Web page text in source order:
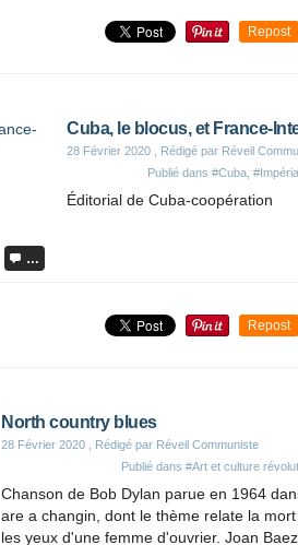
Repost
…
Cuba, le blocus, et France-
28 Février 2020 , Rédigé par Réveil
Publié dans #Cuba
Éditorial de Cuba-coopération
Repost
North country blues
28 Février 2020 , Rédigé par Réveil Communiste
Publié dans #Art et culture
Chanson de Bob Dylan parue en 1964
are a changin, dont le thème relate la
les yeux d'une femme d'ouvrier. Joan